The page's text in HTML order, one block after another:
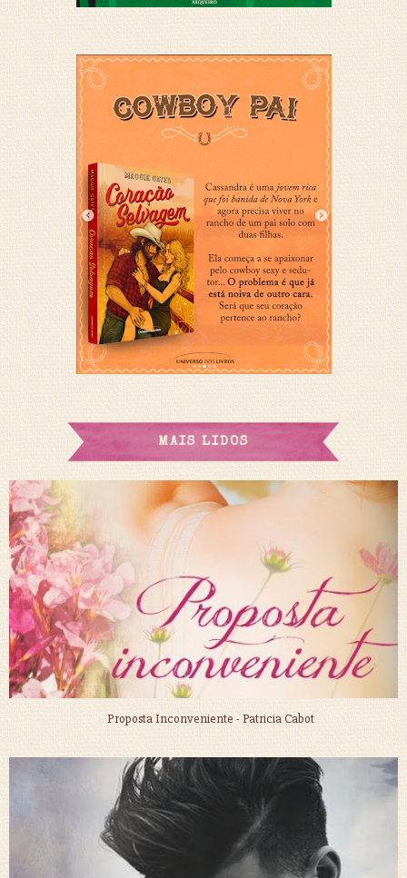
MAIS LIDOS
Proposta Inconveniente - Patricia Cabot